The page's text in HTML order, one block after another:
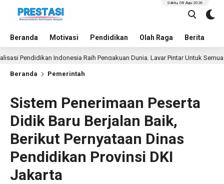
Beranda Motivasi Pendidikan Olah Raga Berita
Sabtu, 08 Agu 2026
Indonesia Raih Pengakuan Dunia, Layar Pintar Untuk Semua Siswa
Beranda Pemerintah
Sistem Penerimaan Peserta
Didik Baru Berjalan Baik,
Berikut Pernyataan Dinas
Pendidikan Provinsi DKI
Jakarta